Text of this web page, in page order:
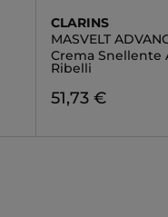
CLARINS
MASVELT
Crema Snellente
Ribelli
51,73 €